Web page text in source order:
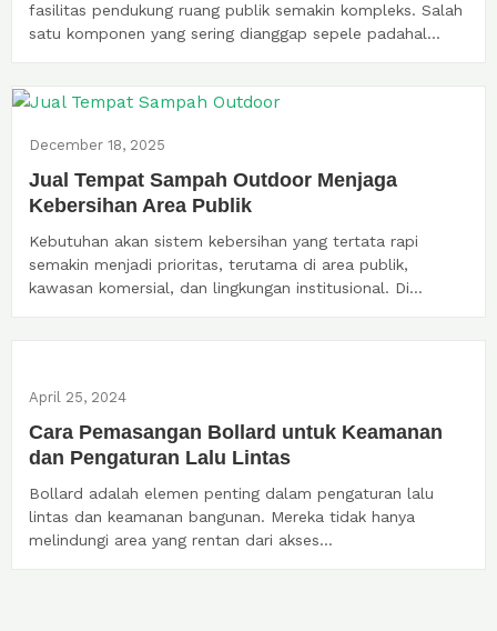
fasilitas pendukung ruang publik semakin kompleks. Salah
satu komponen yang sering dianggap sepele padahal...
December 18, 2025
Jual Tempat Sampah Outdoor Menjaga
Kebersihan Area Publik
Kebutuhan akan sistem kebersihan yang tertata rapi
semakin menjadi prioritas, terutama di area publik,
kawasan komersial, dan lingkungan institusional. Di...
April 25, 2024
Cara Pemasangan Bollard untuk Keamanan
dan Pengaturan Lalu Lintas
Bollard adalah elemen penting dalam pengaturan lalu
lintas dan keamanan bangunan. Mereka tidak hanya
melindungi area yang rentan dari akses...